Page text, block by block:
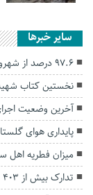
سایر خبرها
۹۷.۶ درصد از شهروندان واجد شرایط گلستان واکسن کرونا دریافت کردند
نخستین کتاب
آخرین وضعیت
پایداری هوای
میزان فطریه
تدارک بیش از ۴۰۳ تن بذر استحصال شده سویا در گلستان